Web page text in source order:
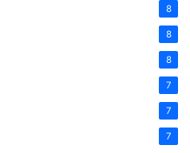
8
8
8
7
7
7